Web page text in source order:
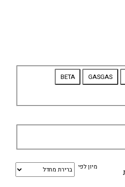
GASGAS
BETA
מיון לפי